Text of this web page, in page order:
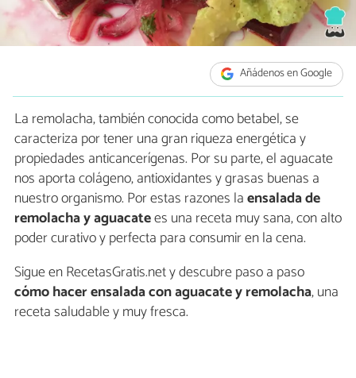
Añádenos en Google
La remolacha, también conocida como betabel, se
caracteriza por tener una gran riqueza energética y
propiedades anticancerígenas. Por su parte, el aguacate
nos aporta colágeno, antioxidantes y grasas buenas a
nuestro organismo. Por estas razones laensalada de
remolacha y aguacatees una receta muy sana, con alto
poder curativo y perfecta para consumir en la cena.
Sigue en RecetasGratis.net y descubre paso a paso
cómo hacer ensalada con aguacate y remolacha, una
receta saludable y muy fresca.